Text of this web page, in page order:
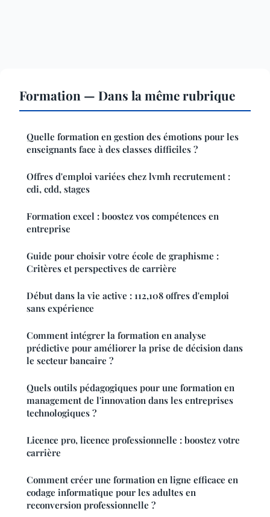
Formation — Dans la même rubrique
Quelle formation en gestion des émotions pour les
enseignants face à des classes difficiles ?
Offres d'emploi variées chez lvmh recrutement :
cdi, cdd, stages
Formation excel : boostez vos compétences en
entreprise
Guide pour choisir votre école de graphisme :
Critères et perspectives de carrière
Début dans la vie active : 112,108 offres d'emploi
sans expérience
Comment intégrer la formation en analyse
prédictive pour améliorer la prise de décision dans
le secteur bancaire ?
Quels outils pédagogiques pour une formation en
management de l'innovation dans les entreprises
technologiques ?
Licence pro, licence professionnelle : boostez votre
carrière
Comment créer une formation en ligne efficace en
codage informatique pour les adultes en
reconversion professionnelle ?